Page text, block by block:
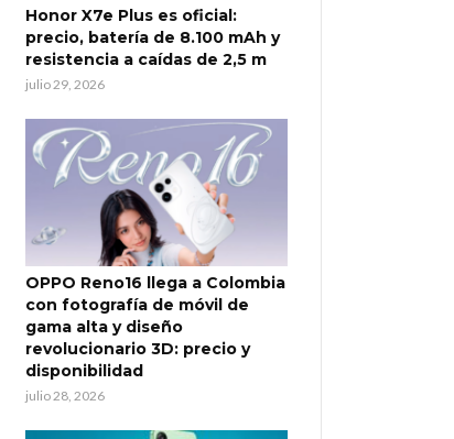
Honor X7e Plus es oficial:
precio, batería de 8.100 mAh y
resistencia a caídas de 2,5 m
julio 29, 2026
OPPO Reno16 llega a Colombia
con fotografía de móvil de
gama alta y diseño
revolucionario 3D: precio y
disponibilidad
julio 28, 2026